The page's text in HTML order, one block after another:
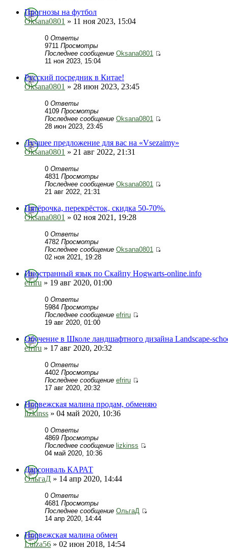
Прогнозы на футбол
Oksana0801 » 11 ноя 2023, 15:04
0 Ответы
9711 Просмотры
Последнее сообщение Oksana0801
11 ноя 2023, 15:04
Русский посредник в Китае!
Oksana0801 » 28 июн 2023, 23:45
0 Ответы
4109 Просмотры
Последнее сообщение Oksana0801
28 июн 2023, 23:45
Лучшее предложение для вас на «Vsezaimy»
Oksana0801 » 21 авг 2022, 21:31
0 Ответы
4831 Просмотры
Последнее сообщение Oksana0801
21 авг 2022, 21:31
Пятёрочка, перекрёсток, скидка 50-70%.
Oksana0801 » 02 ноя 2021, 19:28
0 Ответы
4782 Просмотры
Последнее сообщение Oksana0801
02 ноя 2021, 19:28
Иностранный язык по Скайпу Hogwarts-online.info
efriru » 19 авг 2020, 01:00
0 Ответы
5984 Просмотры
Последнее сообщение efriru
19 авг 2020, 01:00
Обучение в Школе ландшафтного дизайна Landscape-
efriru » 17 авг 2020, 20:32
0 Ответы
4402 Просмотры
Последнее сообщение efriru
17 авг 2020, 20:32
Норвежская малина продам, обменяю
lizkinss » 04 май 2020, 10:36
0 Ответы
4869 Просмотры
Последнее сообщение lizkinss
04 май 2020, 10:36
Дарсонваль КАРАТ
ОльгаД » 14 апр 2020, 14:44
0 Ответы
4681 Просмотры
Последнее сообщение ОльгаД
14 апр 2020, 14:44
Норвежская малина обмен
Luiza56 » 02 июн 2018, 14:54